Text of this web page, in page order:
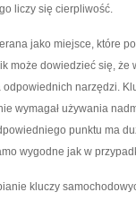
liczy się cierpliwość.
jako miejsce, które
może dowiedzieć się,
narzędzi.
wymagał używania
punktu ma
wygodne jak w
kluczy